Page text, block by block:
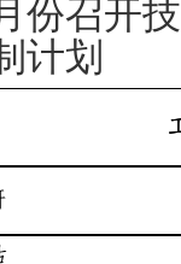
份召开
计划